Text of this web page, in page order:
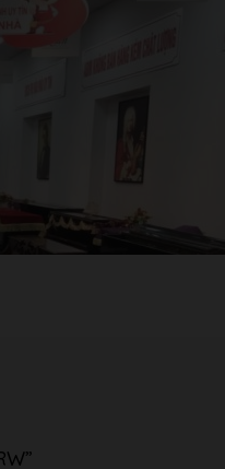
piano được chơi với khối lượng
điện; không có gì đang được